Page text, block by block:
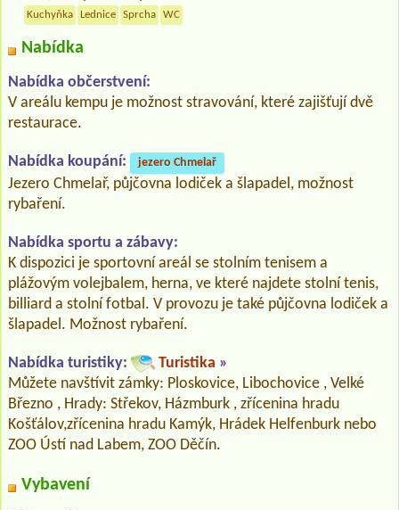
Kuchyňka Lednice Sprcha WC
Nabídka
Nabídka občerstvení:
V areálu kempu je možnost stravování, které zajišťují dvě
restaurace.
Nabídka koupání: jezero Chmelař
Jezero Chmelař, půjčovna lodiček a šlapadel, možnost
rybaření.
Nabídka sportu a zábavy:
K dispozici je sportovní areál se stolním tenisem a
plážovým volejbalem, herna, ve které najdete stolní tenis,
billiard a stolní fotbal. V provozu je také půjčovna lodiček a
šlapadel. Možnost rybaření.
Nabídka turistiky: Turistika »
Můžete navštívit zámky: Ploskovice, Libochovice , Velké
Březno , Hrady: Střekov, Házmburk , zřícenina hradu
Košťálov,zřícenina hradu Kamýk, Hrádek Helfenburk nebo
ZOO Ústí nad Labem, ZOO Děčín.
Vybavení